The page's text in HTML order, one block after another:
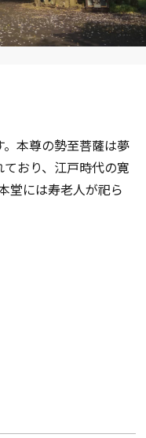
本尊の勢至菩薩は夢
おり、江戸時代の寛
堂には寿老人が祀ら